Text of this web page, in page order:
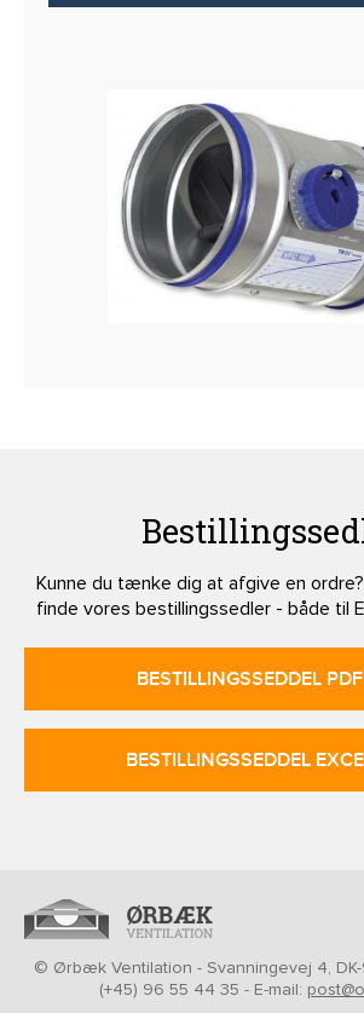
Kunne du tænke dig at afgive en
finde vores bestillingssedler - både til
BESTILLINGSSEDDEL PDF
BESTILLINGSSEDDEL
© Ørbæk Ventilation - Svanningevej 4, DK-
(+45) 96 55 44 35 - E-mail: